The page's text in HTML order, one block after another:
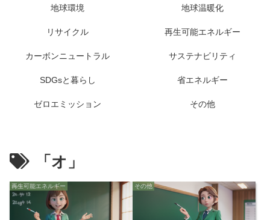
地球環境 地球温暖化
リサイクル 再生可能エネルギー
カーボンニュートラル サステナビリティ
SDGsと暮らし 省エネルギー
ゼロエミッション その他
「オ」
再生可能エネルギー その他